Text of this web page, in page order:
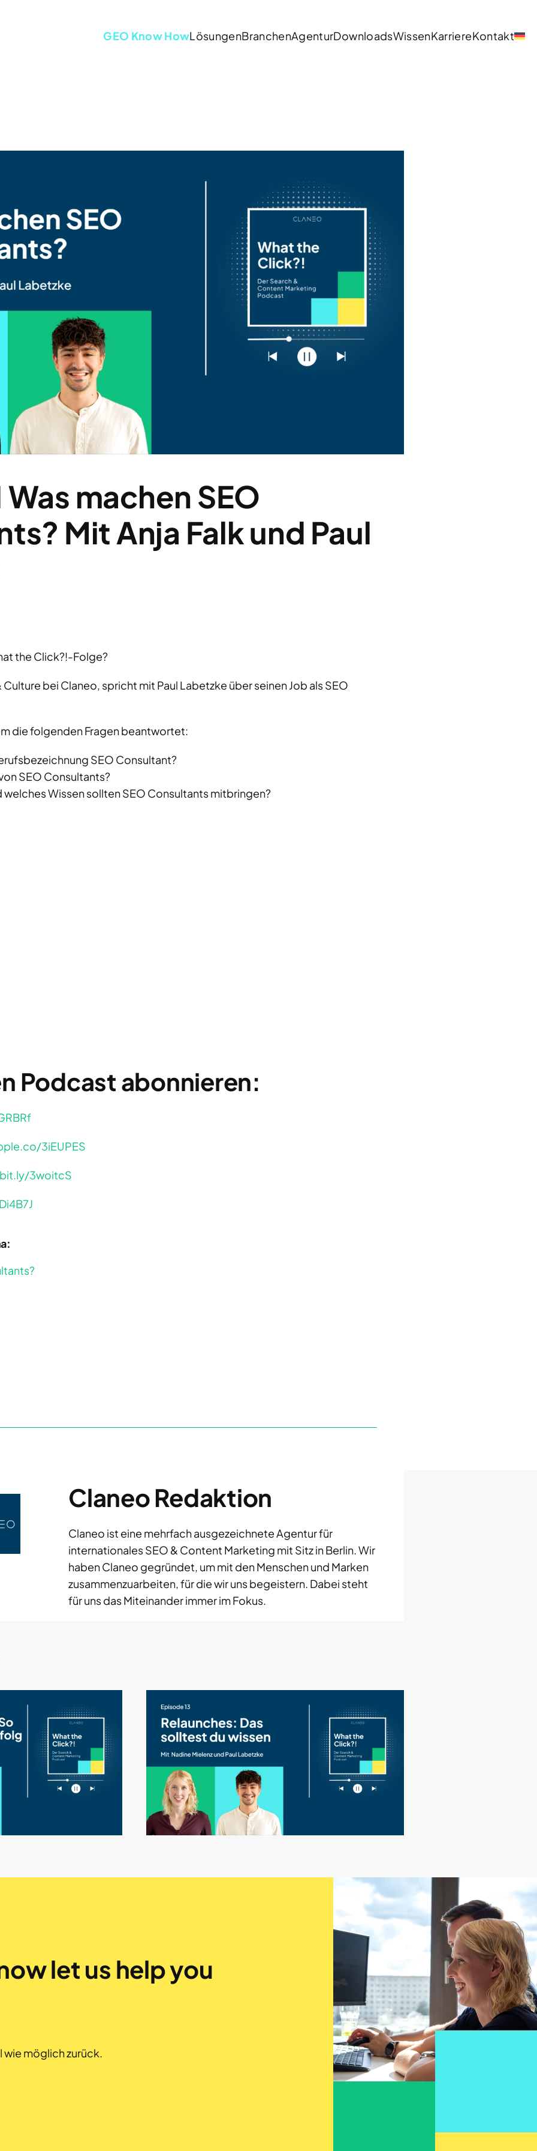
GEO Know HowLösungenBranchenAgenturDownloadsWissenKarriereKontakt
machen SEO
Mit Anja Falk und Paul
the Click?!-Folge?
bei Claneo, spricht mit Paul Labetzke über seinen Job als SEO
die folgenden Fragen beantwortet:
SEO Consultant?
SEO Consultants?
welches Wissen sollten SEO Consultants mitbringen?
Podcast abonnieren:
3iEUPES
3woitcS
Claneo Redaktion
Claneo ist eine mehrfach ausgezeichnete Agentur für
internationales SEO & Content Marketing mit Sitz in Berlin. Wir
haben Claneo gegründet, um mit den Menschen und Marken
zusammenzuarbeiten, für die wir uns begeistern. Dabei steht
für uns das Miteinander immer im Fokus.
let us help you
wie möglich zurück.